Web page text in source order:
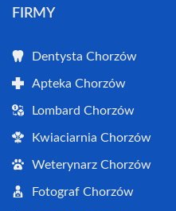
FIRMY
Dentysta Chorzów
Apteka Chorzów
Lombard Chorzów
Kwiaciarnia Chorzów
Weterynarz Chorzów
Fotograf Chorzów